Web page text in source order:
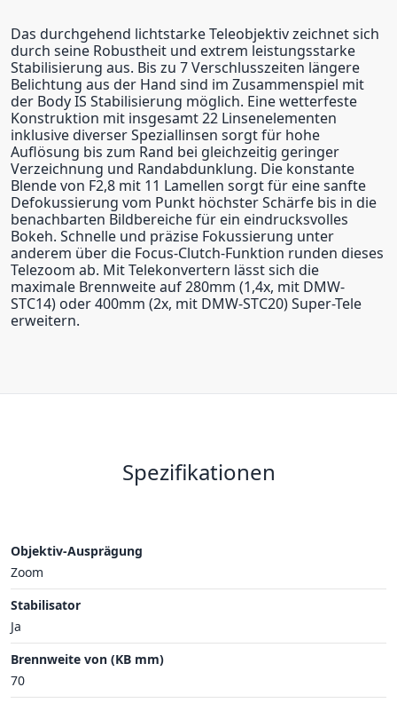
Das durchgehend lichtstarke Teleobjektiv zeichnet sich
durch seine Robustheit und extrem leistungsstarke
Stabilisierung aus. Bis zu 7 Verschlusszeiten längere
Belichtung aus der Hand sind im Zusammenspiel mit
der Body IS Stabilisierung möglich. Eine wetterfeste
Konstruktion mit insgesamt 22 Linsenelementen
inklusive diverser Speziallinsen sorgt für hohe
Auflösung bis zum Rand bei gleichzeitig geringer
Verzeichnung und Randabdunklung. Die konstante
Blende von F2,8 mit 11 Lamellen sorgt für eine sanfte
Defokussierung vom Punkt höchster Schärfe bis in die
benachbarten Bildbereiche für ein eindrucksvolles
Bokeh. Schnelle und präzise Fokussierung unter
anderem über die Focus-Clutch-Funktion runden dieses
Telezoom ab. Mit Telekonvertern lässt sich die
maximale Brennweite auf 280mm (1,4x, mit DMW-
STC14) oder 400mm (2x, mit DMW-STC20) Super-Tele
erweitern.
Spezifikationen
Objektiv-Ausprägung
Zoom
Stabilisator
Ja
Brennweite von (KB mm)
70